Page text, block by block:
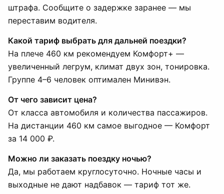
штрафа. Сообщите о задержке заранее — мы
переставим водителя.
Какой тариф выбрать для дальней поездки?
На плече 460 км рекомендуем Комфорт+ —
увеличенный легрум, климат двух зон, тонировка.
Группе 4–6 человек оптимален Минивэн.
От чего зависит цена?
От класса автомобиля и количества пассажиров.
На дистанции 460 км самое выгодное — Комфорт
за 14 000 ₽.
Можно ли заказать поездку ночью?
Да, мы работаем круглосуточно. Ночные часы и
выходные не дают надбавок — тариф тот же.